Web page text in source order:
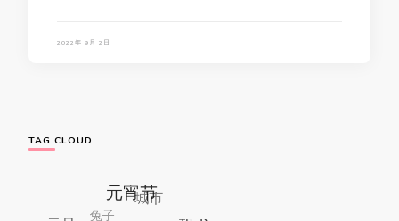
2022年 9月 2日
TAG CLOUD